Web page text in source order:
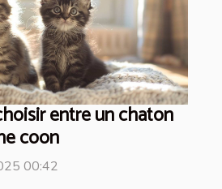
entre un chaton
coon
00:42